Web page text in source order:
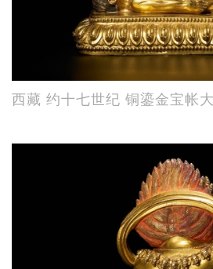
西藏 约十七世纪 铜鎏金宝帐